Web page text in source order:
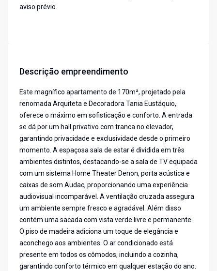
aviso prévio.
Descrição empreendimento
Este magnífico apartamento de 170m², projetado pela
renomada Arquiteta e Decoradora Tania Eustáquio,
oferece o máximo em sofisticação e conforto. A entrada
se dá por um hall privativo com tranca no elevador,
garantindo privacidade e exclusividade desde o primeiro
momento. A espaçosa sala de estar é dividida em três
ambientes distintos, destacando-se a sala de TV equipada
com um sistema Home Theater Denon, porta acústica e
caixas de som Audac, proporcionando uma experiência
audiovisual incomparável. A ventilação cruzada assegura
um ambiente sempre fresco e agradável. Além disso
contém uma sacada com vista verde livre e permanente.
O piso de madeira adiciona um toque de elegância e
aconchego aos ambientes. O ar condicionado está
presente em todos os cômodos, incluindo a cozinha,
garantindo conforto térmico em qualquer estação do ano.